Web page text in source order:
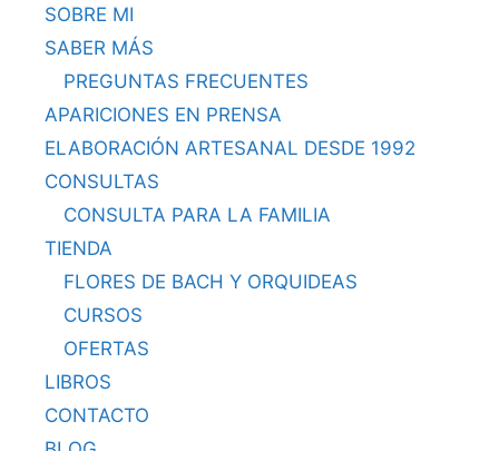
SOBRE MI
SABER MÁS
PREGUNTAS FRECUENTES
APARICIONES EN PRENSA
ELABORACIÓN ARTESANAL DESDE 1992
CONSULTAS
CONSULTA PARA LA FAMILIA
TIENDA
FLORES DE BACH Y ORQUIDEAS
CURSOS
OFERTAS
LIBROS
CONTACTO